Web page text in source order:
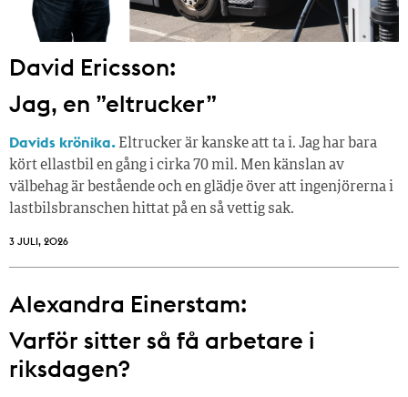
David Ericsson:
Jag, en ”eltrucker”
Davids krönika. Eltrucker är kanske att ta i. Jag har bara
kört ellastbil en gång i cirka 70 mil. Men känslan av
välbehag är bestående och en glädje över att ingenjörerna i
lastbilsbranschen hittat på en så vettig sak.
3 JULI, 2026
Alexandra Einerstam:
Varför sitter så få ­arbetare i
riksdagen?